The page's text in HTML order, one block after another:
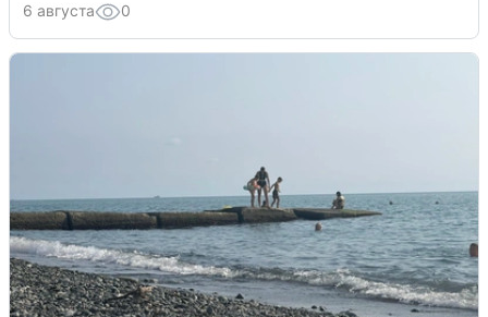
6 августа 0